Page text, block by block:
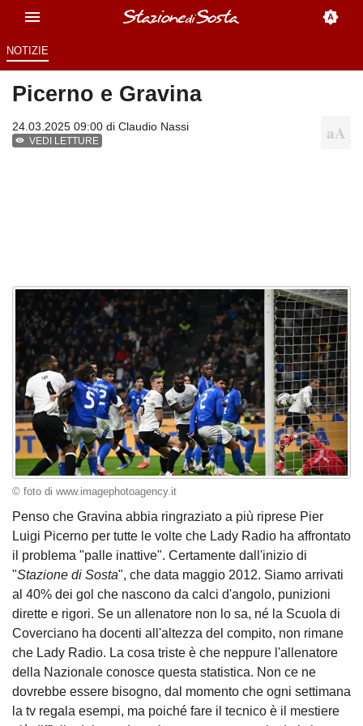
NOTIZIE
Picerno e Gravina
24.03.2025 09:00 di Claudio Nassi
VEDI LETTURE
© foto di www.imagephotoagency.it
Penso che Gravina abbia ringraziato a più riprese Pier
Luigi Picerno per tutte le volte che Lady Radio ha affrontato
il problema "palle inattive". Certamente dall'inizio di
"Stazione di Sosta", che data maggio 2012. Siamo arrivati
al 40% dei gol che nascono da calci d'angolo, punizioni
dirette e rigori. Se un allenatore non lo sa, né la Scuola di
Coverciano ha docenti all'altezza del compito, non rimane
che Lady Radio. La cosa triste è che neppure l'allenatore
della Nazionale conosce questa statistica. Non ce ne
dovrebbe essere bisogno, dal momento che ogni settimana
la tv regala esempi, ma poiché fare il tecnico è il mestiere